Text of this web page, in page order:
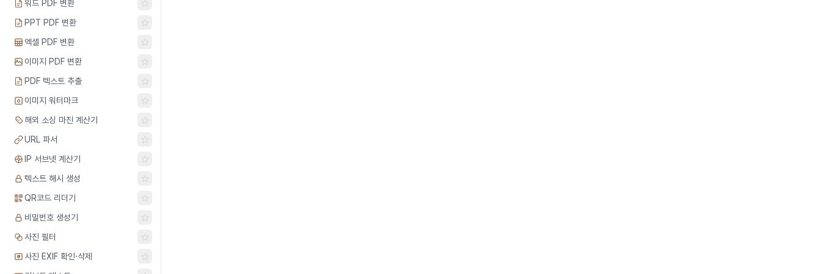
워드 PDF 변환
PPT PDF 변환
엑셀 PDF 변환
이미지 PDF 변환
PDF 텍스트 추출
이미지 워터마크
해외 소싱 마진 계산기
URL 파서
IP 서브넷 계산기
텍스트 해시 생성
QR코드 리더기
비밀번호 생성기
사진 필터
사진 EXIF 확인·삭제